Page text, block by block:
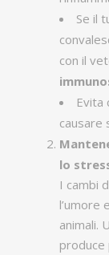
Se il
con il
Evita
causare
lo
I cambi
l’umore
animali.
produce